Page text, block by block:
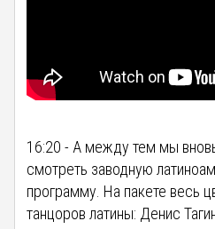
16:20 - А между тем мы
смотреть заводную
программу. На пакете весь
танцоров латины: Денис